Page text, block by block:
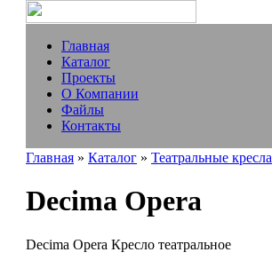
Главная
Каталог
Проекты
О Компании
Файлы
Контакты
Главная » Каталог » Театральные кресла
Decima Opera
Decima Opera Кресло театральное